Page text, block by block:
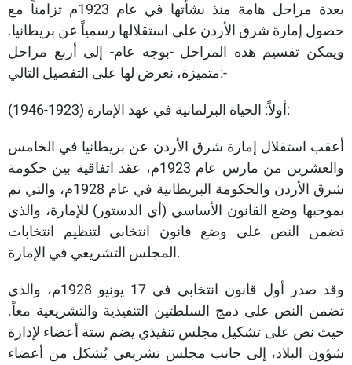
بعدة مراحل هامة منذ نشأتها في عام 1923م تزامناً مع
حصول إمارة شرق الأردن على استقلالها رسمياً عن بريطانيا.
ويمكن تقسيم هذه المراحل -بوجه عام- إلى أربع مراحل
متميزة، نعرض لها على التفصيل التالي:-
أولاً: الحياة البرلمانية في عهد الإمارة (1923-1946):
أعقب استقلال إمارة شرق الأردن عن بريطانيا في الخامس
والعشرين من مارس عام 1923م، عقد اتفاقية بين حكومة
شرق الأردن والحكومة البريطانية في عام 1928م، والتي تم
بموجبها وضع القانون الأساسي (أي الدستور) للإمارة، والذي
تضمن النص على وضع قانون انتخابي لتنظيم انتخابات
المجلس التشريعي في الإمارة.
وقد صدر أول قانون انتخابي في 17 يونيو 1928م، والذي
تضمن النص على دمج السلطتين التنفيذية والتشريعية معاً.
حيث نص على تشكيل مجلس تنفيذي يضم ستة أعضاء لإدارة
شؤون البلاد، إلى جانب مجلس تشريعي يُشكل من أعضاء